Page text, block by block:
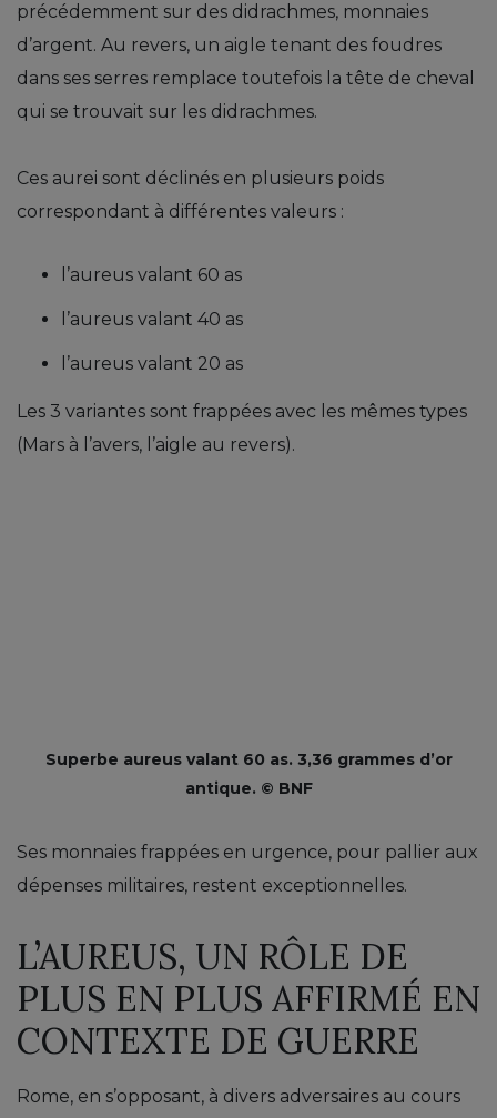
précédemment sur des didrachmes, monnaies
d’argent. Au revers, un aigle tenant des foudres
dans ses serres remplace toutefois la tête de cheval
qui se trouvait sur les didrachmes.
Ces aurei sont déclinés en plusieurs poids
correspondant à différentes valeurs :
l’aureus valant 60 as
l’aureus valant 40 as
l’aureus valant 20 as
Les 3 variantes sont frappées avec les mêmes types
(Mars à l’avers, l’aigle au revers).
Superbe aureus valant 60 as. 3,36 grammes d’or
antique. © BNF
Ses monnaies frappées en urgence, pour pallier aux
dépenses militaires, restent exceptionnelles.
L’AUREUS, UN RÔLE DE
PLUS EN PLUS AFFIRMÉ EN
CONTEXTE DE GUERRE
Rome, en s’opposant, à divers adversaires au cours